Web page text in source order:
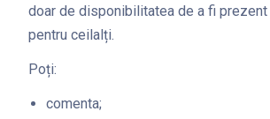
doar de disponibilitatea de a fi
pentru ceilalți.
Poți:
comenta;